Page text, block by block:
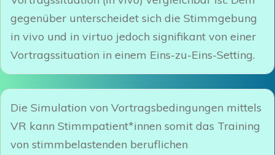
gegenüber unterscheidet sich die Stimmgebung
in vivo und in virtuo jedoch signifikant von einer
Vortragssituation in einem Eins-zu-Eins-Setting.
Die Simulation von Vortragsbedingungen mittels
VR kann Stimmpatient*innen somit das Training
von stimmbelastenden beruflichen